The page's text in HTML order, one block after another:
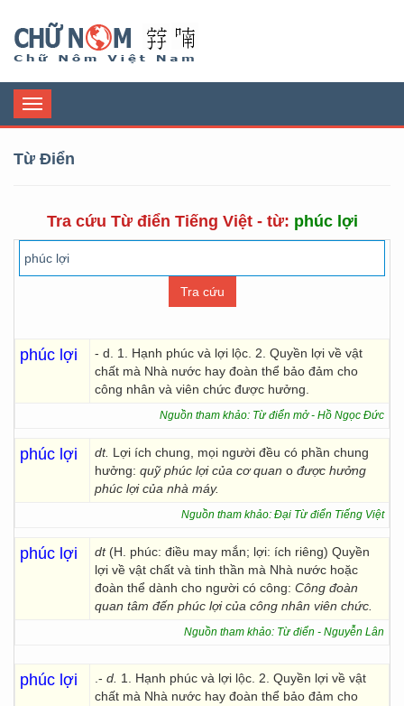
Toggle
navigation
Từ Điển
Tra cứu Từ điển Tiếng Việt - từ: phúc lợi
phúc lợi
- d. 1. Hạnh phúc và lợi lộc. 2. Quyền lợi về vật
chất mà Nhà nước hay đoàn thể bảo đảm cho
công nhân và viên chức được hưởng.
Nguồn tham khảo: Từ điển mở - Hồ Ngọc Đức
phúc lợi dt. Lợi ích chung, mọi người đều có phần chung
hưởng: quỹ phúc lợi của cơ quan o được hưởng
phúc lợi của nhà máy.
Nguồn tham khảo: Đại Từ điển Tiếng Việt
phúc lợi dt (H. phúc: điều may mắn; lợi: ích riêng) Quyền
lợi về vật chất và tinh thần mà Nhà nước hoặc
đoàn thể dành cho người có công: Công đoàn
quan tâm đến phúc lợi của công nhân viên chức.
Nguồn tham khảo: Từ điển - Nguyễn Lân
phúc lợi .- d. 1. Hạnh phúc và lợi lộc. 2. Quyền lợi về vật
chất mà Nhà nước hay đoàn thể bảo đảm cho